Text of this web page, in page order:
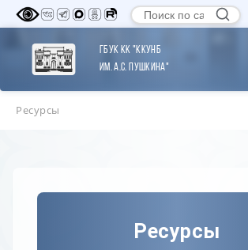
ГБУК КК "ККУНБ
им. А.С. Пушкина"
Ресурсы
Ресурсы